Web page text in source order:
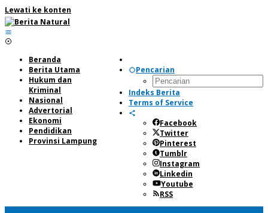
Lewati ke konten
Pencarian
Indeks Berita
Terms of Service
Facebook
Twitter
Pinterest
Tumblr
Instagram
Linkedin
Youtube
RSS
Beranda
Berita Utama
Hukum dan
Kriminal
Nasional
Advertorial
Ekonomi
Pendidikan
Provinsi Lampung